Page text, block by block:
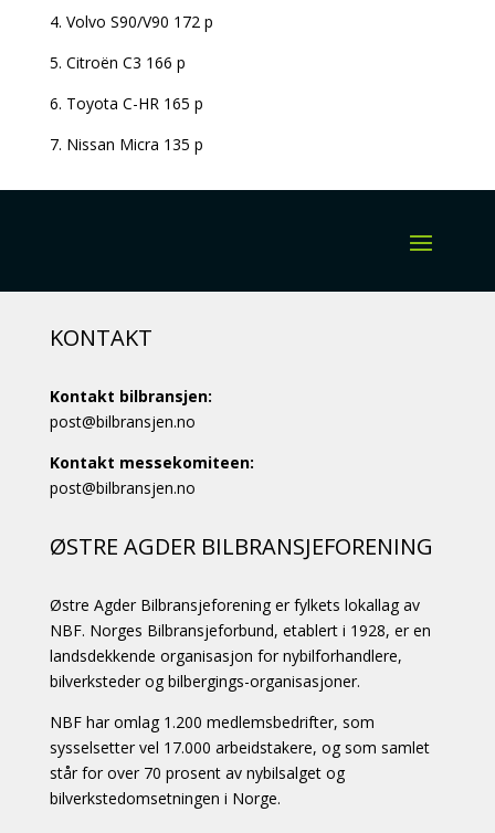
4. Volvo S90/V90 172 p
5. Citroën C3 166 p
6. Toyota C-HR 165 p
7. Nissan Micra 135 p
KONTAKT
Kontakt bilbransjen:
post@bilbransjen.no
Kontakt messekomiteen:
post@bilbransjen.no
ØSTRE AGDER BILBRANSJEFORENING
Østre Agder Bilbransjeforening er fylkets lokallag av
NBF. Norges Bilbransjeforbund, etablert i 1928, er en
landsdekkende organisasjon for nybilforhandlere,
bilverksteder og bilbergings-organisasjoner.
NBF har omlag 1.200 medlemsbedrifter, som
sysselsetter vel 17.000 arbeidstakere, og som samlet
står for over 70 prosent av nybilsalget og
bilverkstedomsetningen i Norge.